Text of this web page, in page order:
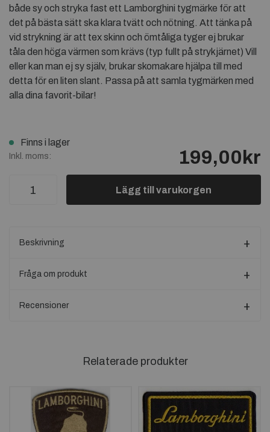
både sy och stryka fast ett Lamborghini tygmärke för att
det på bästa sätt ska klara tvätt och nötning. Att tänka på
vid strykning är att tex skinn och ömtåliga tyger ej brukar
tåla den höga värmen som krävs (typ fullt på strykjärnet) Vill
eller kan man ej sy själv, brukar skomakare hjälpa till med
detta för en liten slant. Passa på att samla tygmärken med
alla dina favorit-bilar!
Finns i lager
Inkl. moms: 199,00kr
Lägg till varukorgen
Beskrivning
Fråga om produkt
Recensioner
Relaterade produkter